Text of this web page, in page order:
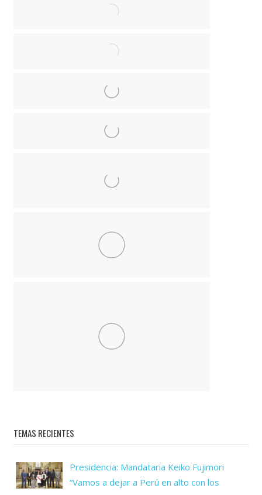
TEMAS RECIENTES
Presidencia: Mandataria Keiko Fujimori
“Vamos a dejar a Perú en alto con los